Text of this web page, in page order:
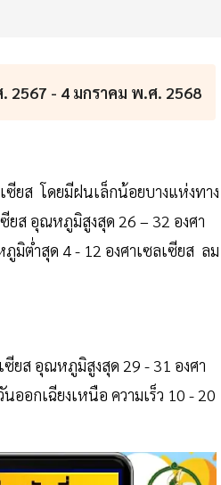
2567 - 4 มกราคม พ.ศ. 2568
ยส โดยมีฝนเล็กน้อยบางแห่งทาง
ยส อุณหภูมิสูงสุด 26 – 32 องศา
มิต่ำสุด 4 - 12 องศาเซลเซียส ลม
ยส อุณหภูมิสูงสุด 29 - 31 องศา
อกเฉียงเหนือ ความเร็ว 10 - 20